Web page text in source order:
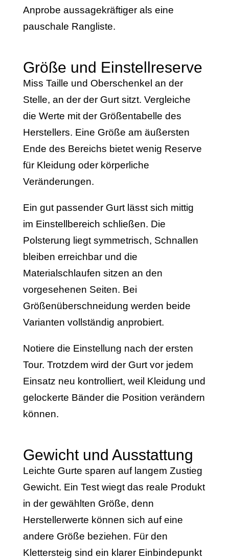
Anprobe aussagekräftiger als eine
pauschale Rangliste.
Größe und Einstellreserve
Miss Taille und Oberschenkel an der
Stelle, an der der Gurt sitzt. Vergleiche
die Werte mit der Größentabelle des
Herstellers. Eine Größe am äußersten
Ende des Bereichs bietet wenig Reserve
für Kleidung oder körperliche
Veränderungen.
Ein gut passender Gurt lässt sich mittig
im Einstellbereich schließen. Die
Polsterung liegt symmetrisch, Schnallen
bleiben erreichbar und die
Materialschlaufen sitzen an den
vorgesehenen Seiten. Bei
Größenüberschneidung werden beide
Varianten vollständig anprobiert.
Notiere die Einstellung nach der ersten
Tour. Trotzdem wird der Gurt vor jedem
Einsatz neu kontrolliert, weil Kleidung und
gelockerte Bänder die Position verändern
können.
Gewicht und Ausstattung
Leichte Gurte sparen auf langem Zustieg
Gewicht. Ein Test wiegt das reale Produkt
in der gewählten Größe, denn
Herstellerwerte können sich auf eine
andere Größe beziehen. Für den
Klettersteig sind ein klarer Einbindepunkt